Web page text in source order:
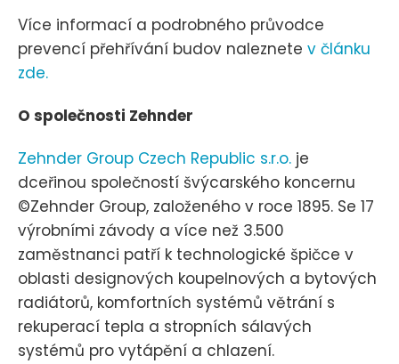
Více informací a podrobného průvodce
prevencí přehřívání budov naleznete v článku
zde.
O společnosti Zehnder
Zehnder Group Czech Republic s.r.o. je
dceřinou společností švýcarského koncernu
©Zehnder Group, založeného v roce 1895. Se 17
výrobními závody a více než 3.500
zaměstnanci patří k technologické špičce v
oblasti designových koupelnových a bytových
radiátorů, komfortních systémů větrání s
rekuperací tepla a stropních sálavých
systémů pro vytápění a chlazení.